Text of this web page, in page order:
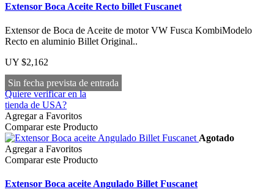
Extensor Boca Aceite Recto billet Fuscanet
Extensor de Boca de Aceite de motor VW Fusca KombiModelo
Recto en aluminio Billet Original..
UY $2,162
Sin fecha prevista de entrada
Quiere verificar en la
tienda de USA?
Agregar a Favoritos
Comparar este Producto
Agotado
Agregar a Favoritos
Comparar este Producto
Extensor Boca aceite Angulado Billet Fuscanet